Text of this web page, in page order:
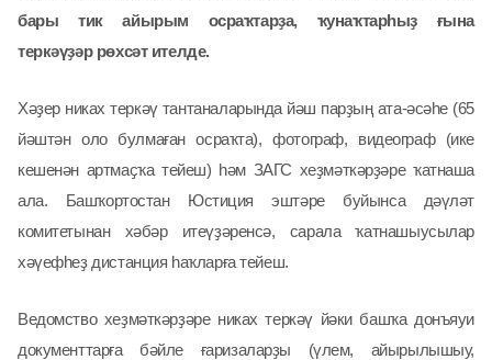
бары тик айырым осраҡтарҙа, ҡунаҡтарһыҙ ғына
теркәүҙәр рөхсәт ителде.
Хәҙер никах теркәү тантаналарында йәш парҙың ата-әсәһе (65
йәштән оло булмаған осраҡта), фотограф, видеограф (ике
кешенән артмаҫҡа тейеш) һәм ЗАГС хеҙмәткәрҙәре ҡатнаша
ала. Башҡортостан Юстиция эштәре буйынса дәүләт
комитетынан хәбәр итеүҙәренсә, сарала ҡатнашыусылар
хәүефһеҙ дистанция һаҡларға тейеш.
Ведомство хеҙмәткәрҙәре никах теркәү йәки башҡа донъяуи
документтарға бәйле ғаризаларҙы (үлем, айырылышыу,